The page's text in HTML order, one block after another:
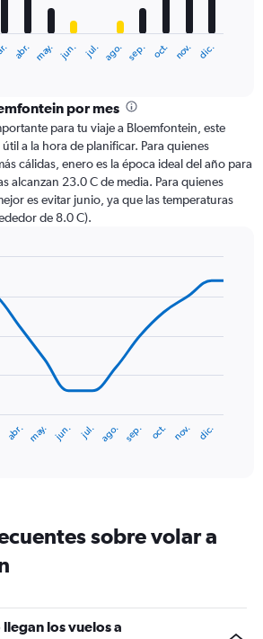
abr. may. jun. jul. ago. sep. oct. nov. dic.
por mes
para tu viaje a Bloemfontein, este
a la hora de planificar. Para quienes
cálidas, enero es la época ideal del año para
alcanzan 23.0 C de media. Para quienes
es evitar junio, ya que las temperaturas
de 8.0 C).
abr. may. jun. jul. ago. sep. oct. nov. dic.
sobre volar a
los vuelos a